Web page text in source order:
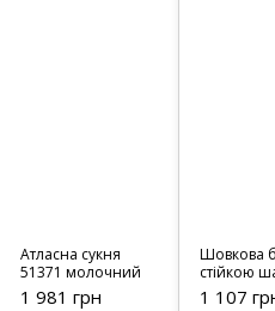
Атласна сукня
51371 молочний
1 981 грн
Шовкова
стійкою
21314
1 107